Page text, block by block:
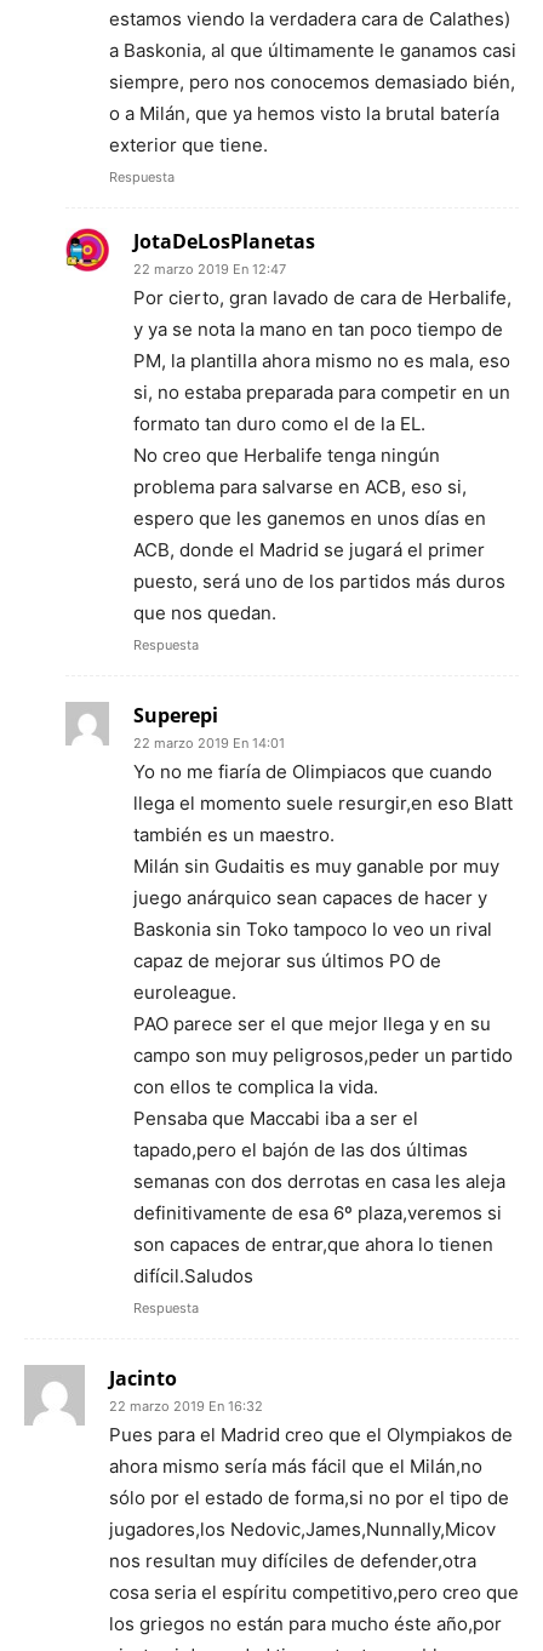
estamos viendo la verdadera cara de Calathes)
a Baskonia, al que últimamente le ganamos casi
siempre, pero nos conocemos demasiado bién,
o a Milán, que ya hemos visto la brutal batería
exterior que tiene.
Respuesta
JotaDeLosPlanetas
22 marzo 2019 En 12:47
Por cierto, gran lavado de cara de Herbalife,
y ya se nota la mano en tan poco tiempo de
PM, la plantilla ahora mismo no es mala, eso
si, no estaba preparada para competir en un
formato tan duro como el de la EL.
No creo que Herbalife tenga ningún
problema para salvarse en ACB, eso si,
espero que les ganemos en unos días en
ACB, donde el Madrid se jugará el primer
puesto, será uno de los partidos más duros
que nos quedan.
Respuesta
Superepi
22 marzo 2019 En 14:01
Yo no me fiaría de Olimpiacos que cuando
llega el momento suele resurgir,en eso Blatt
también es un maestro.
Milán sin Gudaitis es muy ganable por muy
juego anárquico sean capaces de hacer y
Baskonia sin Toko tampoco lo veo un rival
capaz de mejorar sus últimos PO de
euroleague.
PAO parece ser el que mejor llega y en su
campo son muy peligrosos,peder un partido
con ellos te complica la vida.
Pensaba que Maccabi iba a ser el
tapado,pero el bajón de las dos últimas
semanas con dos derrotas en casa les aleja
definitivamente de esa 6º plaza,veremos si
son capaces de entrar,que ahora lo tienen
difícil.Saludos
Respuesta
Jacinto
22 marzo 2019 En 16:32
Pues para el Madrid creo que el Olympiakos de
ahora mismo sería más fácil que el Milán,no
sólo por el estado de forma,si no por el tipo de
jugadores,los Nedovic,James,Nunnally,Micov
nos resultan muy difíciles de defender,otra
cosa seria el espíritu competitivo,pero creo que
los griegos no están para mucho éste año,por